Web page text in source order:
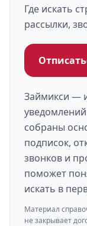
Где искать
рассылки,
Займикси —
собраны
подписок,
звонков и
поможет
искать в
Материал
не закрывает